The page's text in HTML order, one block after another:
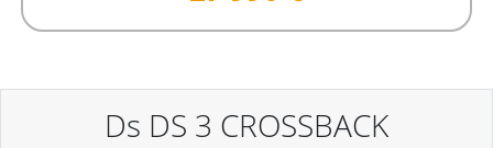
Ds DS 3 CROSSBACK